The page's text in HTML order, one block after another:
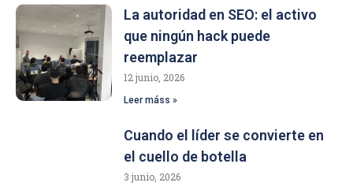
La autoridad en SEO: el activo
que ningún hack puede
reemplazar
12 junio, 2026
Leer máss »
Cuando el líder se convierte en
el cuello de botella
3 junio, 2026